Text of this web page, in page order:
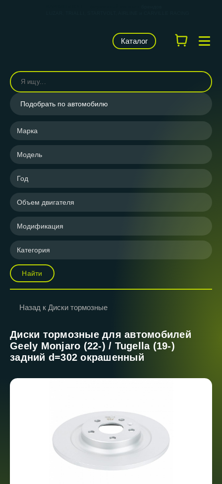
Каталог
Подобрать по автомобилю
Марка
Модель
Год
Объем двигателя
Модификация
Категория
Найти
Назад к Диски тормозные
Диски тормозные для автомобилей
Geely Monjaro (22-) / Tugella (19-)
задний d=302 окрашенный